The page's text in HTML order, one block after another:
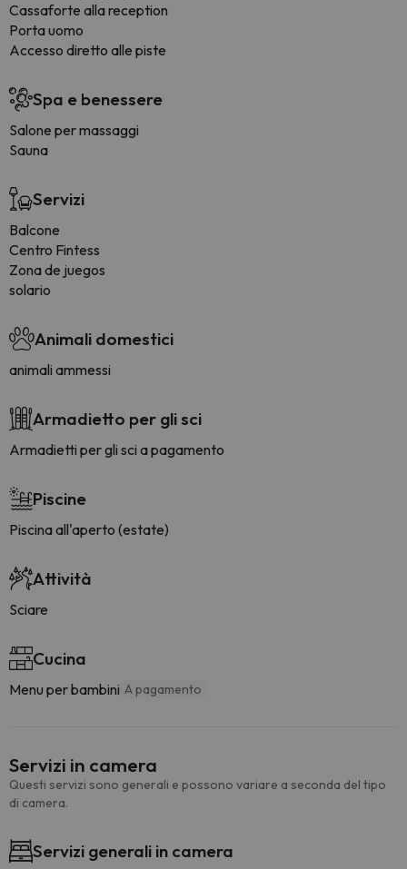
Cassaforte alla reception
Porta uomo
Accesso diretto alle piste
Spa e benessere
Salone per massaggi
Sauna
Servizi
Balcone
Centro Fintess
Zona de juegos
solario
Animali domestici
animali ammessi
Armadietto per gli sci
Armadietti per gli sci a pagamento
Piscine
Piscina all'aperto (estate)
Attività
Sciare
Cucina
Menu per bambini A pagamento
Servizi in camera
Questi servizi sono generali e possono variare a seconda del tipo
di camera.
Servizi generali in camera